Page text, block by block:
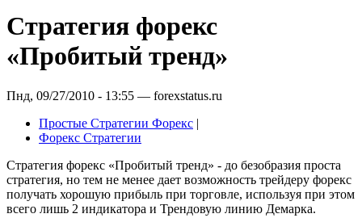
Стратегия форекс
«Пробитый тренд»
Пнд, 09/27/2010 - 13:55 — forexstatus.ru
Простые Стратегии Форекс |
Форекс Стратегии
Стратегия форекс «Пробитый тренд» - до безобразия проста
стратегия, но тем не менее дает возможность трейдеру форекс
получать хорошую прибыль при торговле, используя при этом
всего лишь 2 индикатора и Трендовую линию Демарка.